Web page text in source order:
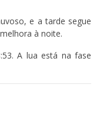
e a tarde segue
à noite.
A lua está na fase